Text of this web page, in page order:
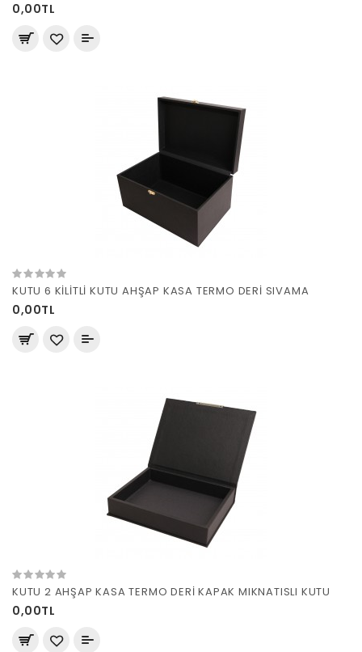
0,00TL
KUTU 6 KİLİTLİ KUTU AHŞAP KASA TERMO DERİ SIVAMA
0,00TL
KUTU 2 AHŞAP KASA TERMO DERİ KAPAK MIKNATISLI KUTU
0,00TL